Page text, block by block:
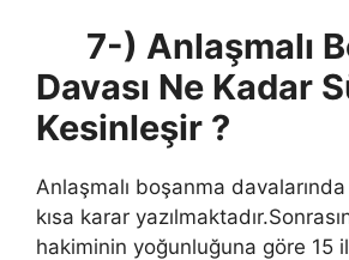
7-) Anlaşmalı
Davası Ne Kadar
Kesinleşir ?
Anlaşmalı boşanma
kısa karar
hakiminin yoğunluğuna göre 15